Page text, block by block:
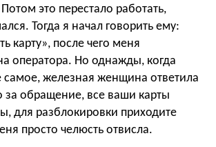
это перестало работать,
Тогда я начал говорить ему:
карту», после чего меня
оператора. Но однажды, когда
самое, железная женщина ответила
за обращение, все ваши карты
для разблокировки приходите
просто челюсть отвисла.